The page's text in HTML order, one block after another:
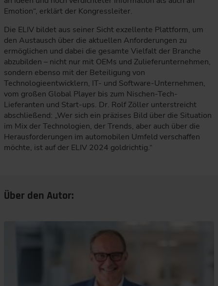
Emotion“, erklärt der Kongressleiter.
Die ELIV bildet aus seiner Sicht exzellente Plattform, um
den Austausch über die aktuellen Anforderungen zu
ermöglichen und dabei die gesamte Vielfalt der Branche
abzubilden – nicht nur mit OEMs und Zulieferunternehmen,
sondern ebenso mit der Beteiligung von
Technologieentwicklern, IT- und Software-Unternehmen,
vom großen Global Player bis zum Nischen-Tech-
Lieferanten und Start-ups. Dr. Rolf Zöller unterstreicht
abschließend: „Wer sich ein präzises Bild über die Situation
im Mix der Technologien, der Trends, aber auch über die
Herausforderungen im automobilen Umfeld verschaffen
möchte, ist auf der ELIV 2024 goldrichtig.“
Über den Autor: